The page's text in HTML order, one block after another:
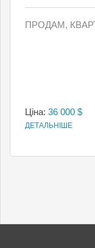
ПРОДАМ,
Ціна: 36 000 $
ДЕТАЛЬНІШЕ